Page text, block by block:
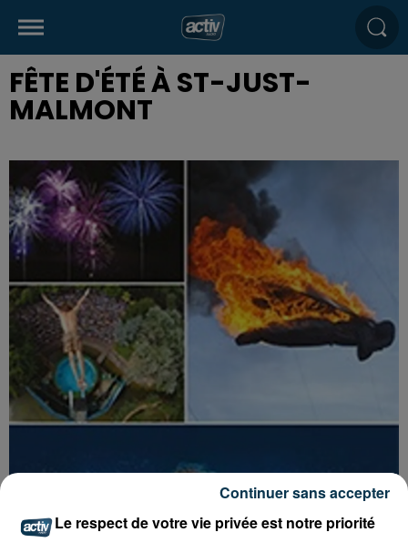
FÊTE D'ÉTÉ À ST-JUST-
MALMONT
Le respect de votre vie privée est notre priorité
Continuer sans accepter